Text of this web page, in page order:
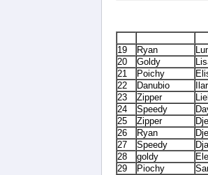
19 Ryan
20
Goldy
21
Poichy
22
Danubio
23
Zipper
24
Speedy
25
Zipper
26
Ryan
27
Speedy
28
goldy
29
Piochy